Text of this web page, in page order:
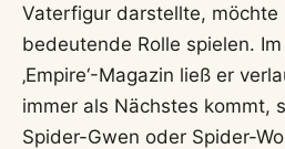
Vaterfigur darstellte, möchte
bedeutende Rolle spielen.
‚Empire‘-Magazin ließ er
immer als Nächstes kommt,
Spider-Gwen oder Spider-